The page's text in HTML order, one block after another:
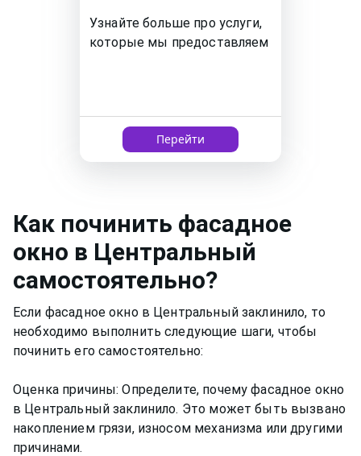
Узнайте больше про услуги,
которые мы предоставляем
Перейти
Как починить фасадное
окно в Центральный
самостоятельно?
Если фасадное окно в Центральный заклинило, то
необходимо выполнить следующие шаги, чтобы
починить его самостоятельно:
Оценка причины: Определите, почему фасадное окно
в Центральный заклинило. Это может быть вызвано
накоплением грязи, износом механизма или другими
причинами.